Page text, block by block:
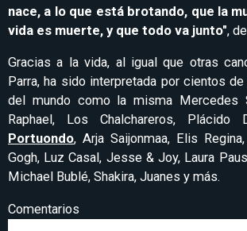
nace, a lo que está brotando, que la
vida es muerte, y que todo va junto",
Gracias a la vida, al igual que otras
Parra, ha sido interpretada por cientos
del mundo como la misma Mercedes
Raphael, Los Chalchareros, Plácido
Portuondo, Arja Saijonmaa, Elis
Gogh, Luz Casal, Jesse & Joy, Laura
Michael Bublé, Shakira, Juanes y más.
Comentarios